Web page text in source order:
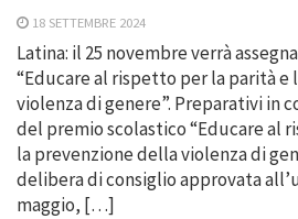
18 SETTEMBRE 2024
Latina: il 25 novembre verrà
“Educare al rispetto per la parità e
violenza di genere”. Preparativi in
del premio scolastico “Educare al
la prevenzione della violenza di
delibera di consiglio approvata
maggio, […]